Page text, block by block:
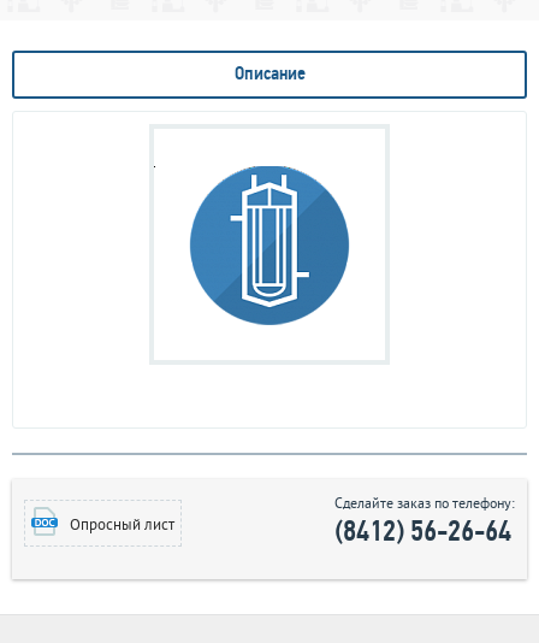
Описание
Опросный лист
Сделайте заказ по телефону:
(8412) 56-26-64